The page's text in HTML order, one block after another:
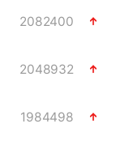
2082400
2048932
1984498